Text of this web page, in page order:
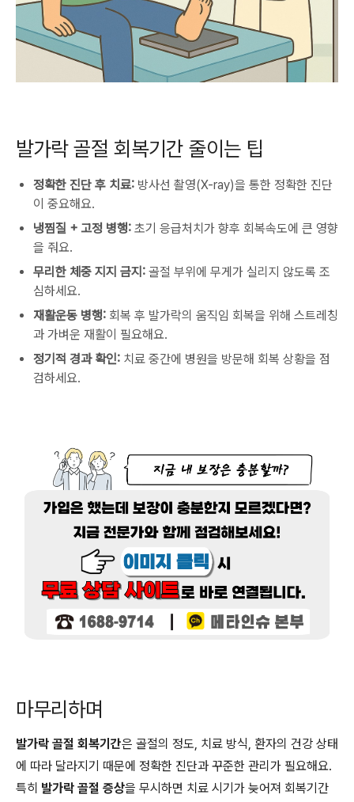
발가락 골절 회복기간 줄이는 팁
정확한 진단 후 치료: 방사선 촬영(X-ray)을 통한 정확한 진단
이 중요해요.
냉찜질 + 고정 병행: 초기 응급처치가 향후 회복속도에 큰 영향
을 줘요.
무리한 체중 지지 금지: 골절 부위에 무게가 실리지 않도록 조
심하세요.
재활운동 병행: 회복 후 발가락의 움직임 회복을 위해 스트레칭
과 가벼운 재활이 필요해요.
정기적 경과 확인: 치료 중간에 병원을 방문해 회복 상황을 점
검하세요.
마무리하며
발가락 골절 회복기간은 골절의 정도, 치료 방식, 환자의 건강 상태
에 따라 달라지기 때문에 정확한 진단과 꾸준한 관리가 필요해요.
특히 발가락 골절 증상을 무시하면 치료 시기가 늦어져 회복기간